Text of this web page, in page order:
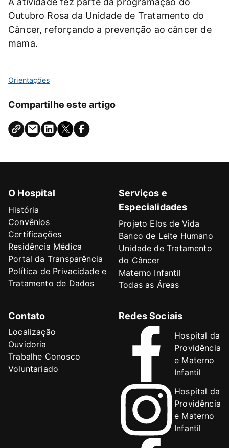
Outubro Rosa da Unidade de Tratamento do
Câncer, reforçando a prevenção ao câncer de
mama.
Orientações
Compartilhe este artigo
O Hospital
História
Convênios
Certificações
Residência Médica
Portal da Transparência
Política de Privacidade e
Tratamento de Dados
Serviços e
Especialidades
Projeto Elos de Vida
Banco de Leite Humano
Unidade de Tratamento
do Câncer
Materno Infantil
Todas as Áreas
Contato
Localização
Ouvidoria
Trabalhe Conosco
Voluntariado
Redes Sociais
Hospital da
Providência
e Materno
Infantil
Hospital da
Providência
e Materno
Infantil